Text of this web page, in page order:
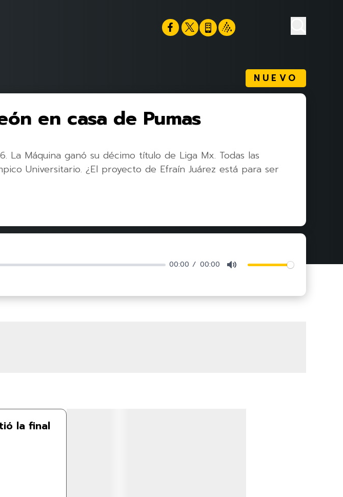
NUEVO
en casa de Pumas
La Máquina ganó su décimo título de Liga Mx. Todas las
Universitario. ¿El proyecto de Efraín Juárez está para ser
00:00 00:00 Mute
la final